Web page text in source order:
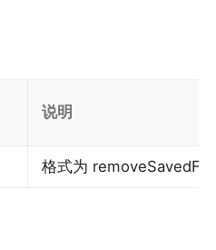
说明
格式为